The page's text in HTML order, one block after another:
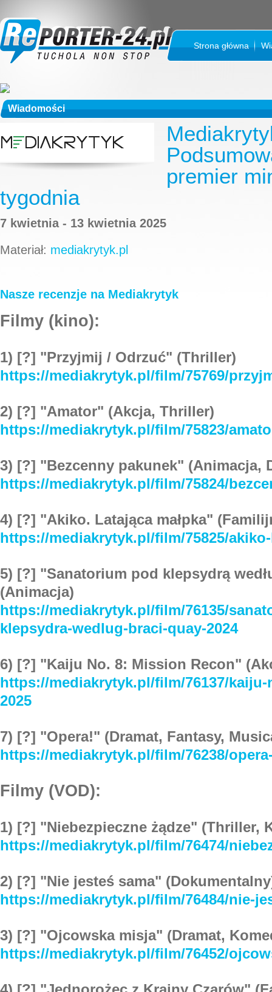
Strona główna
Wiadomości
premier
tygodnia
7 kwietnia - 13 kwietnia 2025
Materiał: mediakrytyk.pl
Nasze recenzje na Mediakrytyk
Filmy (kino):
1) [?] "Przyjmij / Odrzuć" (Thriller)
https://mediakrytyk.pl/film/75769/
2) [?] "Amator" (Akcja, Thriller)
https://mediakrytyk.pl/film/75823/
3) [?] "Bezcenny pakunek" (Animacja,
https://mediakrytyk.pl/film/75824/
4) [?] "Akiko. Latająca małpka"
https://mediakrytyk.pl/film/75825/
5) [?] "Sanatorium pod klepsydrą
(Animacja)
https://mediakrytyk.pl/film/76135/
klepsydra-wedlug-braci-quay-2024
6) [?] "Kaiju No. 8: Mission Recon"
https://mediakrytyk.pl/film/76137/
2025
7) [?] "Opera!" (Dramat, Fantasy,
https://mediakrytyk.pl/film/76238/
Filmy (VOD):
1) [?] "Niebezpieczne żądze" (Thriller,
https://mediakrytyk.pl/film/76474/
2) [?] "Nie jesteś sama"
https://mediakrytyk.pl/film/76484/nie-
3) [?] "Ojcowska misja" (Dramat,
https://mediakrytyk.pl/film/76452/